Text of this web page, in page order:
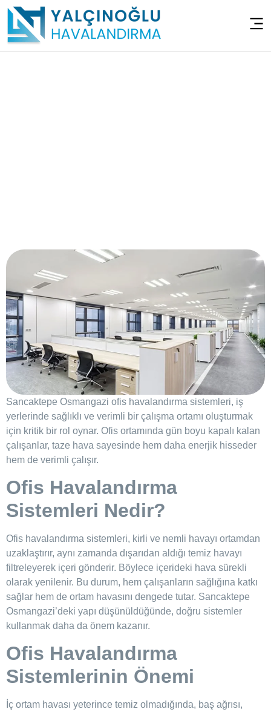
Sancaktepe Osmangazi ofis havalandırma sistemleri, iş
yerlerinde sağlıklı ve verimli bir çalışma ortamı oluşturmak
için kritik bir rol oynar. Ofis ortamında gün boyu kapalı kalan
çalışanlar, taze hava sayesinde hem daha enerjik hisseder
hem de verimli çalışır.
Ofis Havalandırma
Sistemleri Nedir?
Ofis havalandırma sistemleri, kirli ve nemli havayı ortamdan
uzaklaştırır, aynı zamanda dışarıdan aldığı temiz havayı
filtreleyerek içeri gönderir. Böylece içerideki hava sürekli
olarak yenilenir. Bu durum, hem çalışanların sağlığına katkı
sağlar hem de ortam havasını dengede tutar. Sancaktepe
Osmangazi’deki yapı düşünüldüğünde, doğru sistemler
kullanmak daha da önem kazanır.
Ofis Havalandırma
Sistemlerinin Önemi
İç ortam havası yeterince temiz olmadığında, baş ağrısı,